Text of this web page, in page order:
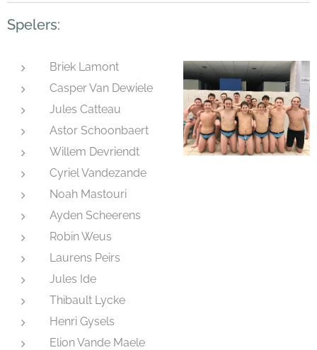
Spelers:
Briek Lamont
Casper Van Dewiele
Jules Catteau
Astor Schoonbaert
Willem Devriendt
Cyriel Vandezande
Noah Mastouri
Ayden Scheerens
Robin Weus
Laurens Peirs
Jules Ide
Thibault Lycke
Henri Gysels
Elion Vande Maele